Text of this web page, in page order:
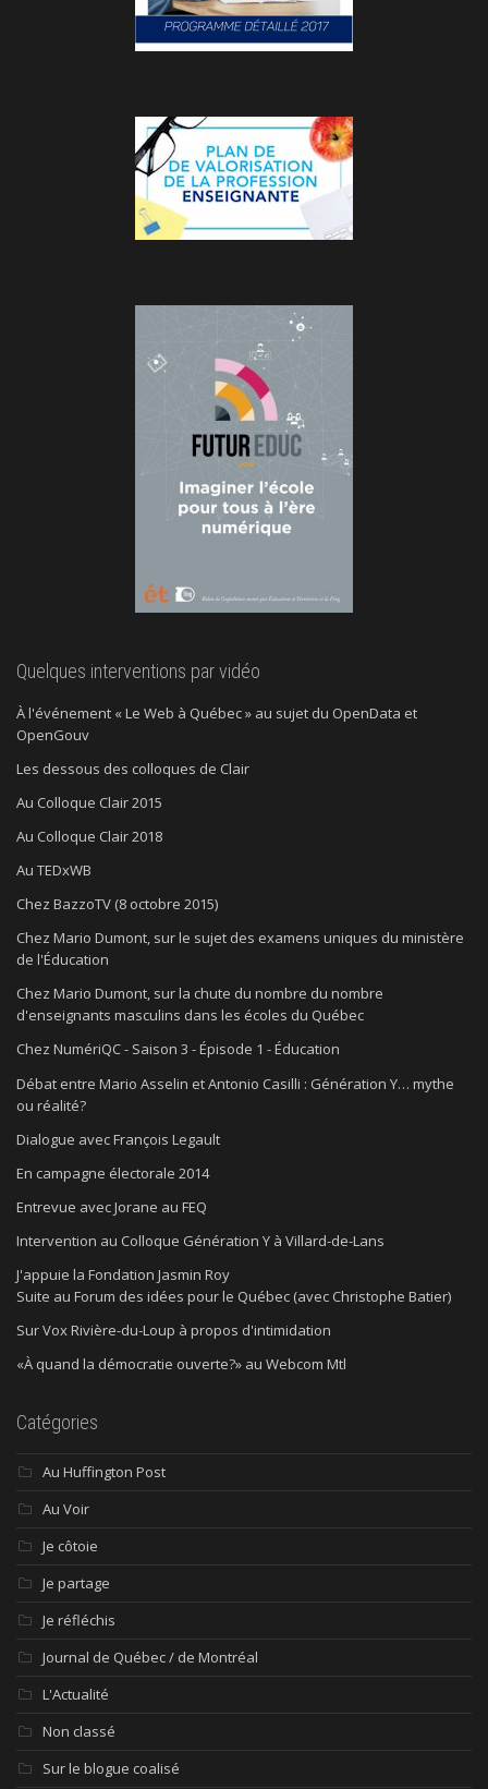
Quelques interventions par vidéo
À l'événement « Le Web à Québec » au sujet du OpenData et
OpenGouv
Les dessous des colloques de Clair
Au Colloque Clair 2015
Au Colloque Clair 2018
Au TEDxWB
Chez BazzoTV (8 octobre 2015)
Chez Mario Dumont, sur le sujet des examens uniques du ministère
de l'Éducation
Chez Mario Dumont, sur la chute du nombre du nombre
d'enseignants masculins dans les écoles du Québec
Chez NumériQC - Saison 3 - Épisode 1 - Éducation
Débat entre Mario Asselin et Antonio Casilli : Génération Y… mythe
ou réalité?
Dialogue avec François Legault
En campagne électorale 2014
Entrevue avec Jorane au FEQ
Intervention au Colloque Génération Y à Villard-de-Lans
J'appuie la Fondation Jasmin Roy
Suite au Forum des idées pour le Québec (avec Christophe Batier)
Sur Vox Rivière-du-Loup à propos d'intimidation
«À quand la démocratie ouverte?» au Webcom Mtl
Catégories
Au Huffington Post
Au Voir
Je côtoie
Je partage
Je réfléchis
Journal de Québec / de Montréal
L'Actualité
Non classé
Sur le blogue coalisé